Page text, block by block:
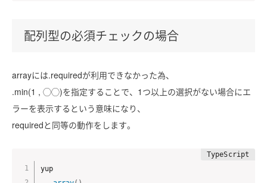
配列型の必須チェックの場合
arrayには.requiredが利用できなかった為、
.min(1 , ◯◯)を指定することで、1つ以上の選択がない場合にエ
ラーを表示するという意味になり、
requiredと同等の動作をします。
yup